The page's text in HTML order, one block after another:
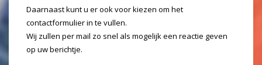
Daarnaast kunt u er ook voor kiezen om het
contactformulier in te vullen.
Wij zullen per mail zo snel als mogelijk een reactie geven
op uw berichtje.